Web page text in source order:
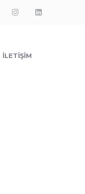
InstagramLinkedIn
İLETIŞIM